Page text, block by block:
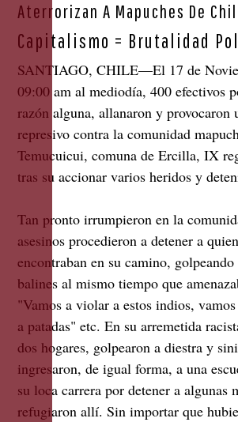
Aterrorizan A Mapuches De
Capitalismo = Brutalidad
SANTIAGO, CHILE—El 17 de
09:00 am al mediodía, 400 efectivos
razón alguna, allanaron y provocaron
represivo contra la comunidad
Temucuicui, comuna de Ercilla, IX
tras su accionar varios heridos y
Tan pronto irrumpieron en la
asesinos procedieron a detener a
encontraban en su camino,
balines al mismo tiempo que
"Vamos a violar a estos indios,
a patadas" etc. En su arremetida
dos hogares, golpearon a diestra y
ingresaron, de igual forma, a una
su loca carrera por detener a algunas
refugiaron allí. Sin importar que